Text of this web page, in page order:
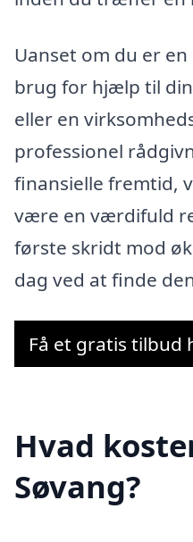
Uanset om du er
brug for hjælp til
eller en
professionel
finansielle fremtid,
være en værdifuld
første skridt mod
dag ved at finde
Få et gratis tilbud
Hvad
Søvang?